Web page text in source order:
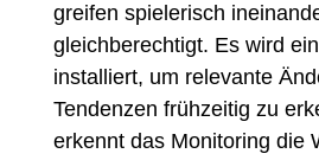
greifen spielerisch
gleichberechtigt. Es wird
installiert, um relevante
Tendenzen frühzeitig zu
erkennt das Monitoring die